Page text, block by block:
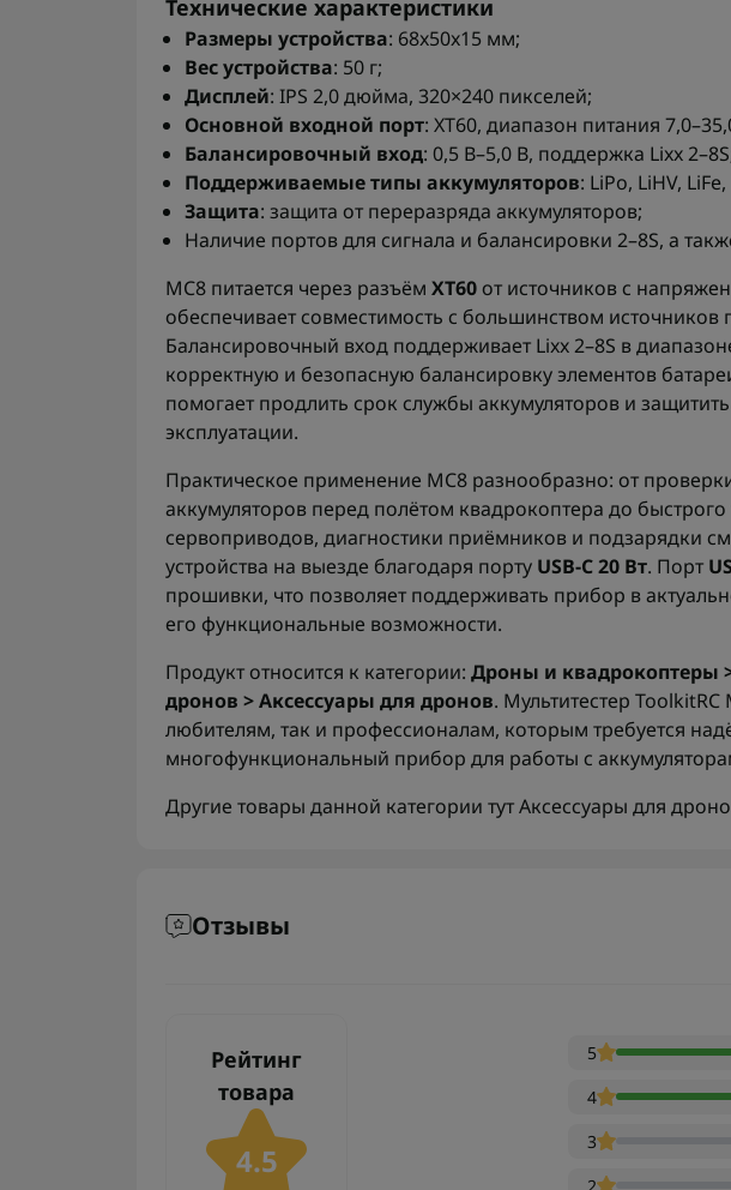
Технические характеристики
Размеры устройства: 68x50x15 мм;
Вес устройства: 50 г;
Дисплей: IPS 2,0 дюйма, 320×240 пикселей;
Основной входной порт: XT60, диапазон питания
Балансировочный вход: 0,5 В–5,0 В, поддержка Lixx
Поддерживаемые типы аккумуляторов: LiPo, LiHV,
Защита: защита от переразряда аккумуляторов;
Наличие портов для сигнала и балансировки 2–8S, а
MC8 питается через разъём XT60от источников с
обеспечивает совместимость с большинством источников
Балансировочный вход поддерживает Lixx 2–8S в
корректную и безопасную балансировку элементов
помогает продлить срок службы аккумуляторов и
эксплуатации.
Практическое применение MC8 разнообразно: от
аккумуляторов перед полётом квадрокоптера до быстрого
сервоприводов, диагностики приёмников и подзарядки
устройства на выезде благодаря порту USB-C 20 Вт. Порт
прошивки, что позволяет поддерживать прибор в
его функциональные возможности.
Продукт относится к категории: Дроны и квадрокоптеры
дронов > Аксессуары для дронов. Мультитестер
любителям, так и профессионалам, которым требуется
многофункциональный прибор для работы с
Другие товары данной категории тутАксессуары для
Отзывы
Рейтинг
товара
4.5
5
4
3
2